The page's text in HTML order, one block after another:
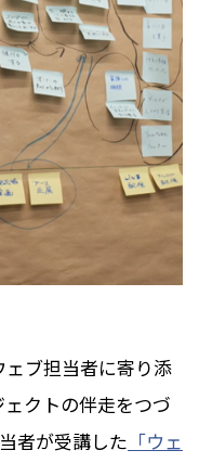
ブ担当者に寄り添
クトの伴走をつづ
者が受講した 「ウェ